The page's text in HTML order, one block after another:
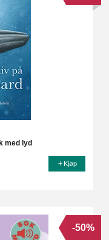
med lyd
Kjøp
-50%